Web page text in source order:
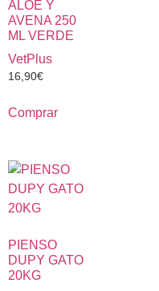
ALOE Y
AVENA 250
ML VERDE
VetPlus
16,90€
Comprar
PIENSO
DUPY GATO
20KG